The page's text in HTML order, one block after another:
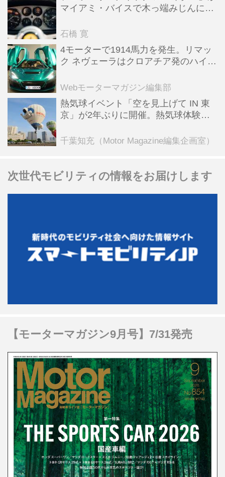
マイアミ・バイスで木っ端みじんにな
石橋 寛
4モーターで1914馬力を発生。リマッ
ク ネヴェーラはクロアチア発のハイパ
全版／115】
Webモーターマガジン編集部
熱気球イベント「空を見上げて IN 東
京」が2年ぶりに開催。熱気球体験搭
ンテンツも
千葉知充（Motor Magazine編集企画室）
次世代モビリティの情報をお届けします
【モーターマガジン9月号】7/31発売